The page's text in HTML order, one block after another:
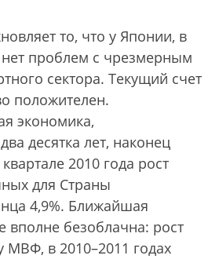
то, что у Японии, в
проблем с чрезмерным
сектора. Текущий счет
положителен.
экономика,
десятка лет, наконец
2010 года рост
для Страны
4,9%. Ближайшая
вполне безоблачна: рост
МВФ, в 2010–2011 годах